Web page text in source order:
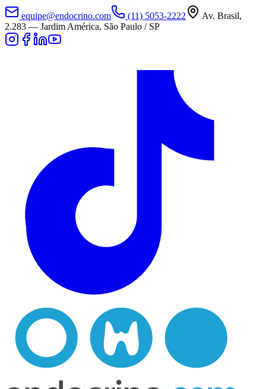
equipe@endocrino.com (11) 5053-2222
Av. Brasil,
2.283 — Jardim América, São Paulo / SP